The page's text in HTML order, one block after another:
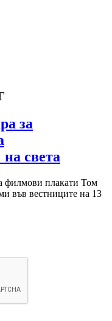
за
света
филмови плакати Том
във вестниците на 13